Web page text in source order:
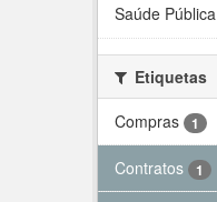
Saúde Pública
Etiquetas
Compras
1
Contratos 1